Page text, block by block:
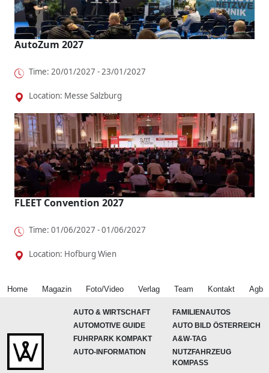
AutoZum 2027
Time: 20/01/2027 - 23/01/2027
Location: Messe Salzburg
FLEET Convention 2027
Time: 01/06/2027 - 01/06/2027
Location: Hofburg Wien
Home Magazin Foto/Video Verlag Team Kontakt Agb
AUTO & WIRTSCHAFT
FAMILIENAUTOS
AUTOMOTIVE GUIDE
AUTO BILD ÖSTERREICH
FUHRPARK KOMPAKT
A&W-TAG
AUTO-INFORMATION
NUTZFAHRZEUG
KOMPASS